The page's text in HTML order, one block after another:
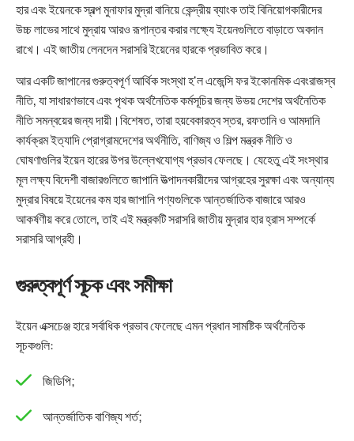
হার এবং ইয়েনকে স্বল্প মুনাফার মুদ্রা বানিয়ে কেন্দ্রীয় ব্যাংক তাই বিনিয়োগকারীদের
উচ্চ লাভের সাথে মুদ্রায় আরও রূপান্তর করার লক্ষ্যে ইয়েনগুলিতে বাড়াতে অবদান
রাখে। এই জাতীয় লেনদেন সরাসরি ইয়েনের হারকে প্রভাবিত করে।
আর একটি জাপানের গুরুত্বপূর্ণ আর্থিক সংস্থা হ'ল এজেন্সি ফর ইকোনমিক এবংরাজস্ব
নীতি, যা সাধারণভাবে এবং পৃথক অর্থনৈতিক কর্মসূচির জন্য উভয় দেশের অর্থনৈতিক
নীতি সমন্বয়ের জন্য দায়ী।বিশেষত, তারা হয়বেকারত্ব স্তর, রফতানি ও আমদানি
কার্যক্রম ইত্যাদি প্রোগ্রামদেশের অর্থনীতি, বাণিজ্য ও শিল্প মন্ত্রক নীতি ও
ঘোষণাগুলির ইয়েন হারের উপর উল্লেখযোগ্য প্রভাব ফেলছে। যেহেতু এই সংস্থার
মূল লক্ষ্য বিদেশী বাজারগুলিতে জাপানি উত্পাদনকারীদের আগ্রহের সুরক্ষাএবং অন্যান্য
মুদ্রার বিষয়ে ইয়েনের কম হার জাপানি পণ্যগুলিকে আন্তর্জাতিক বাজারে আরও
আকর্ষণীয় করে তোলে, তাই এই মন্ত্রকটি সরাসরি জাতীয় মুদ্রার হার হ্রাস সম্পর্কে
সরাসরি আগ্রহী।
গুরুত্বপূর্ণ সূচক এবং সমীক্ষা
ইয়েন এক্সচেঞ্জ হারে সর্বাধিক প্রভাব ফেলেছে এমন প্রধান সামষ্টিক অর্থনৈতিক
সূচকগুলি:
জিডিপি;
আন্তর্জাতিক বাণিজ্য শর্ত;